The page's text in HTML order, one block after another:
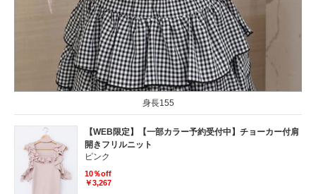
身長155
【WEB限定】【一部カラー予約受付中】チョーカー付肩
開きフリルニット
ピンク
10％off
￥3,267